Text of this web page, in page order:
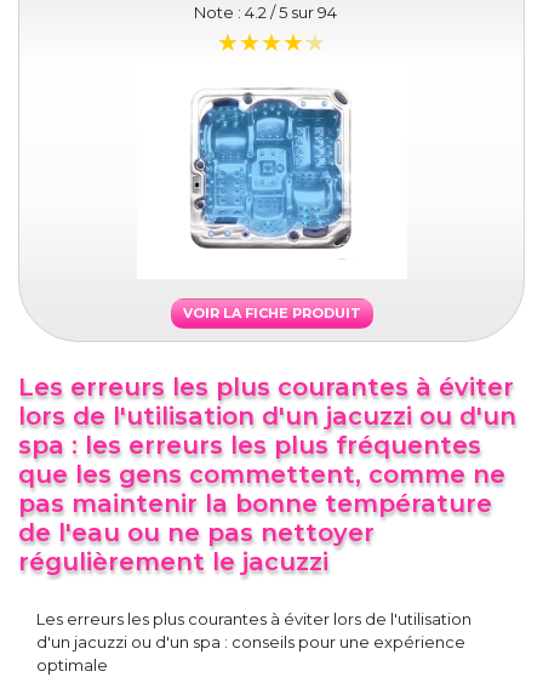
Note : 4.2 / 5 sur94
VOIR LA FICHE PRODUIT
Les erreurs les plus courantes à éviter
lors de l'utilisation d'un jacuzzi ou d'un
spa : les erreurs les plus fréquentes
que les gens commettent, comme ne
pas maintenir la bonne température
de l'eau ou ne pas nettoyer
régulièrement le jacuzzi
Les erreurs les plus courantes à éviter lors de l'utilisation
d'un jacuzzi ou d'un spa : conseils pour une expérience
optimale